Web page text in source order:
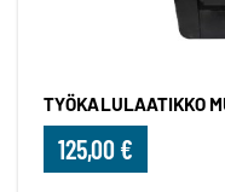
TYÖKALULAATIKKO
125,00 €